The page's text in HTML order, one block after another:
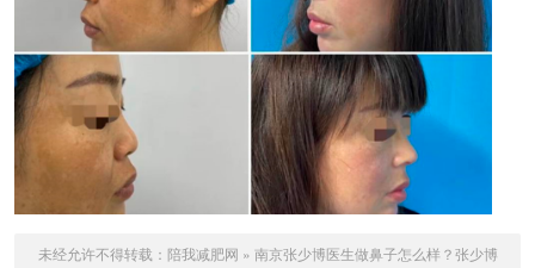
未经允许不得转载： 陪我减肥网 » 南京张少博医生做鼻子怎么样？张少博